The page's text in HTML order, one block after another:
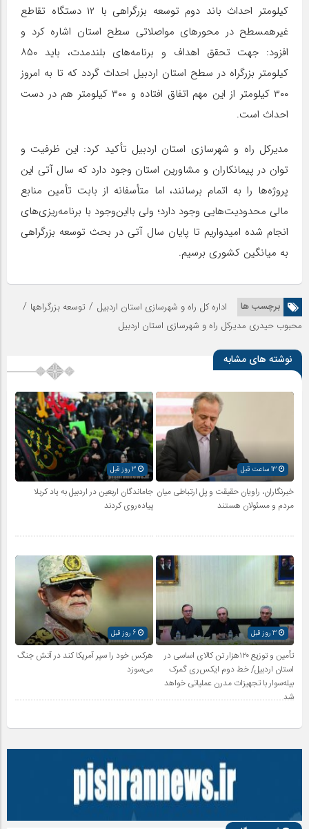
کیلومتر احداث باند دوم توسعه بزرگراهی با ۱۲ دستگاه تقاطع
غیرهمسطح در محورهای مواصلاتی سطح استان اشاره کرد و
افزود: جهت تحقق اهداف و برنامه‌های بلندمدت، باید ۸۵۰
کیلومتر بزرگراه در سطح استان اردبیل احداث گردد که تا به امروز
۳۰۰ کیلومتر از این مهم اتفاق افتاده و ۳۰۰ کیلومتر هم در دست
احداث است.
مدیرکل راه و شهرسازی استان اردبیل تأکید کرد: این ظرفیت و
توان در پیمانکاران و مشاورین استان وجود دارد که سال آتی این
پروژه‌ها را به اتمام برسانند، اما متأسفانه از بابت تأمین منابع
مالی محدودیت‌هایی وجود دارد؛ ولی بااین‌وجود با برنامه‌ریزی‌های
انجام شده امیدواریم تا پایان سال آتی در بحث توسعه بزرگراهی
به میانگین کشوری برسیم.
برچسب ها اداره کل راه و شهرسازی استان اردبیل / توسعه بزرگراهها /
محبوب حیدری مدیرکل راه و شهرسازی استان اردبیل
نوشته های مشابه
13 ساعت قبل
خبرنگاران، راویان حقیقت و پل ارتباطی میان
مردم و مسئولان هستند
جاماندگان اربعین در اردبیل به یاد کربلا
پیاده‌روی کردند
3 روز قبل
تأمین و توزیع ۱۲۰هزار تن کالای اساسی در
استان اردبیل/ خط دوم ایکس‌ری گمرک
بیله‌سوار با تجهیزات مدرن عملیاتی خواهد
شد
هرکس خود را سپر آمریکا کند در آتش جنگ
می‌سوزد